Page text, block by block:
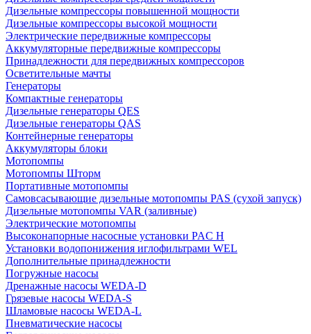
Дизельные компрессоры повышенной мощности
Дизельные компрессоры высокой мощности
Электрические передвижные компрессоры
Аккумуляторные передвижные компрессоры
Принадлежности для передвижных компрессоров
Осветительные мачты
Генераторы
Компактные генераторы
Дизельные генераторы QES
Дизельные генераторы QAS
Контейнерные генераторы
Аккумуляторы блоки
Мотопомпы
Мотопомпы Шторм
Портативные мотопомпы
Самовсасывающие дизельные мотопомпы PAS (сухой запуск)
Дизельные мотопомпы VAR (заливные)
Электрические мотопомпы
Высоконапорные насосные установки PAC H
Установки водопонижения иглофильтрами WEL
Дополнительные принадлежности
Погружные насосы
Дренажные насосы WEDA-D
Грязевые насосы WEDA-S
Шламовые насосы WEDA-L
Пневматические насосы